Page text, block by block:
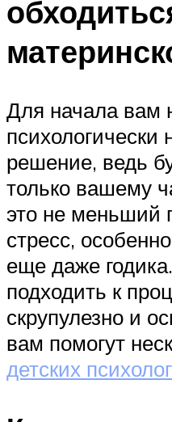
Для начала вам
психологически
решение, ведь
только вашему
это не меньший
стресс,
еще даже
подходить к
скрупулезно и
вам помогут
детских